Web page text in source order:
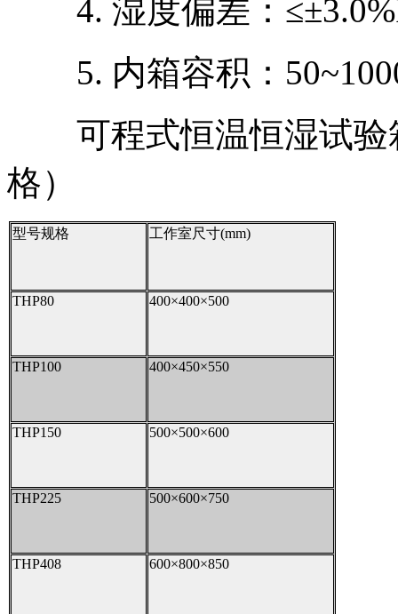
4. 湿度偏差：
5. 内箱容积：
可程式恒温恒湿试验
格）
型号规格 工作室尺寸(mm)
THP80 400×400×500
THP100 400×450×550
THP150 500×500×600
THP225 500×600×750
THP408 600×800×850